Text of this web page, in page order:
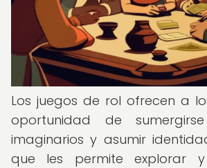
Los juegos de rol ofrecen a
oportunidad de
imaginarios y asumir
que les permite explorar y